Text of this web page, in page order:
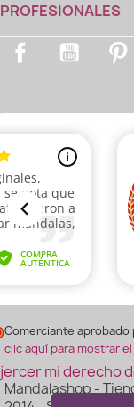
PROFESIONALES
Facebook YouTube
Comerciante aprobado
clic aquí para mostrar
mi derecho
Mandalashop -